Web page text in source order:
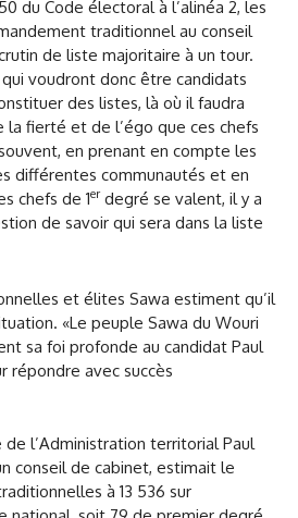
du Code électoral à l’alinéa 2, les
traditionnel au conseil
de liste majoritaire à un tour.
voudront donc être candidats
des listes, là où il faudra
la fierté et de l’égo que ces chefs
en prenant en compte les
différentes communautés et en
chefs de 1erdegré se valent, il y a
de savoir qui sera dans la liste
de l’Administration territorial Paul
conseil de cabinet, estimait le
à 13 536 sur